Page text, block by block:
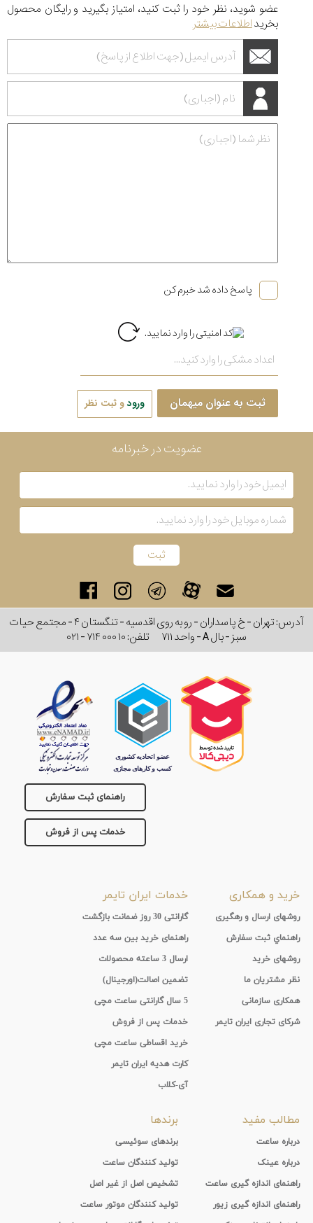
عضو شوید، نظر خود را ثبت کنید، امتیاز بگیرید و رایگان محصول
بخریداطلاعات بیشتر
پاسخ داده شد خبرم کن
ثبت به عنوان میهمان ورودو ثبت نظر
عضویت در خبرنامه
آدرس: تهران - خ پاسداران - رو به روی اقدسیه - تنگستان ۴ - مجتمع حیات
سبز - بال A - واحد ۷۱۱
تلفن:۰۲۱ - ۷۱۴ ۰۰۰ ۱۰
راهنمای ثبت سفارش
خدمات پس از فروش
خرید و همکاری
روشهای ارسال و رهگیری
راهنماي ثبت سفارش
روشهای خرید
نظر مشتریان ما
همکاری سازمانی
شرکای تجاری ایران تایمر
خدمات ایران تایمر
گارانتی 30 روز ضمانت بازگشت
راهنمای خرید بین سه عدد
ارسال 3 ساعته محصولات
تضمین اصالت(اورجینال)
5 سال گارانتی ساعت مچی
خدمات پس از فروش
خرید اقساطی ساعت مچی
کارت هدیه ایران تایمر
آی-کلاب
مطالب مفید
درباره ساعت
درباره عینک
راهنمای اندازه گیری ساعت
راهنمای اندازه گیری زیور
برندها
برندهای سوئیسی
تولید کنندگان ساعت
تشخیص اصل از غیر اصل
تولید کنندگان موتور ساعت